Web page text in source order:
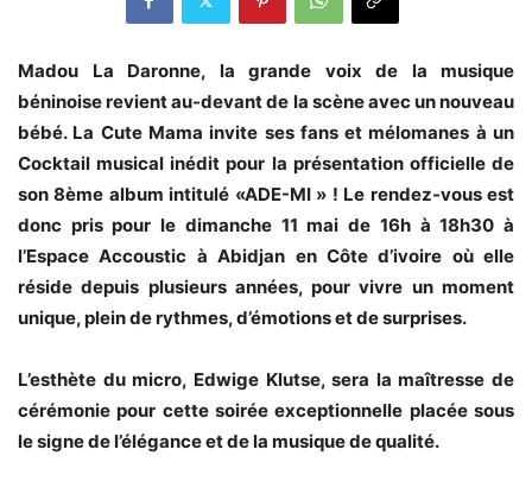
Madou La Daronne, la grande voix de la musique
béninoise revient au-devant de la scène avec un nouveau
bébé. La Cute Mama invite ses fans et mélomanes à un
Cocktail musical inédit pour la présentation officielle de
son 8ème album intitulé «ADE-MI » ! Le rendez-vous est
donc pris pour le dimanche 11 mai de 16h à 18h30 à
l’Espace Accoustic à Abidjan en Côte d’ivoire où elle
réside depuis plusieurs années, pour vivre un moment
unique, plein de rythmes, d’émotions et de surprises.
L’esthète du micro, Edwige Klutse, sera la maîtresse de
cérémonie pour cette soirée exceptionnelle placée sous
le signe de l’élégance et de la musique de qualité.